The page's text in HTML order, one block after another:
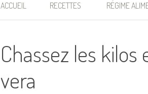
ACCUEIL RECETTES RÉGIME
Chassez les kilos
vera